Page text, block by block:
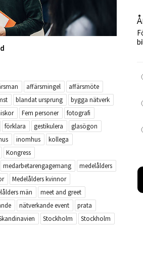
affärsmingel
affärsmöte
blandat ursprung
bygga nätverk
Fem personer
fotografi
förklara gestikulera
glasögon
inomhus
kollega
Kongress
medarbetarengagemang
medelålders
Medelålders kvinnor
män
meet and greet
nätverkande event
prata
Stockholm
Stockholm